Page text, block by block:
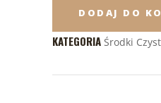
DODAJ DO
KATEGORIA Środki